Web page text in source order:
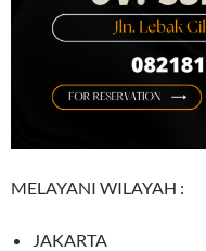
MELAYANI WILAYAH :
JAKARTA